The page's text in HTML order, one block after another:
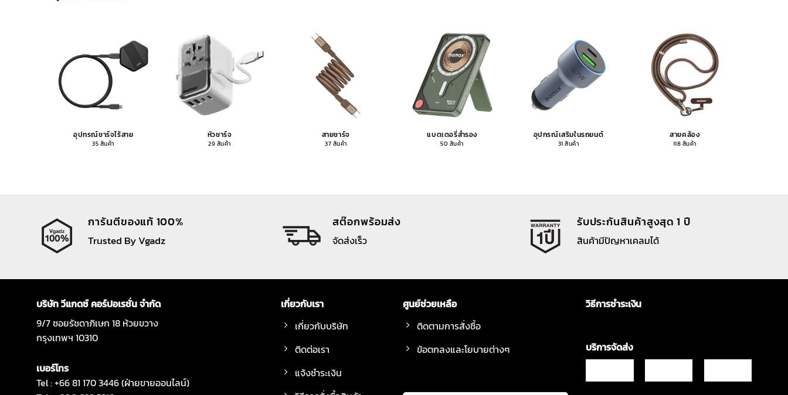
อุปกรณ์ชาร์จไร้สาย
35 สินค้า
หัวชาร์จ
29 สินค้า
สายชาร์จ
37 สินค้า
แบตเตอรี่สำรอง
50 สินค้า
อุปกรณ์เสริมในรถยนต์
31 สินค้า
สายคล้อง
118 สินค้า
การันตีของแท้ 100%
Trusted By Vgadz
สต๊อกพร้อมส่ง
จัดส่งเร็ว
รับประกันสินค้าสูงสุด 1 ปี
สินค้ามีปัญหาเคลมได้
บริษัท วีแกดซ์ คอร์ปอเรชั่น จำกัด
9/7 ซอยรัชดาภิเษก 18 ห้วยขวาง
กรุงเทพฯ 10310
เบอร์โทร
Tel : +66 81 170 3446 (ฝ่ายขายออนไลน์)
เกี่ยวกับเรา
เกี่ยวกับบริษัท
ติดต่อเรา
แจ้งชำระเงิน
ศูนย์ช่วยเหลือ
ติดตามการสั่งซื้อ
ข้อตกลงและโยบายต่างๆ
วิธีการชำระเงิน
บริการจัดส่ง